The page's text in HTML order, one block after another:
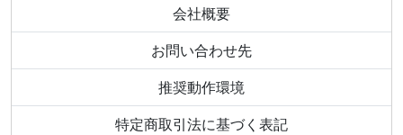
会社概要
お問い合わせ先
推奨動作環境
特定商取引法に基づく表記